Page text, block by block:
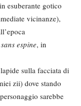
esuberante gotico
vicinanze),
espine, in
sulla facciata di
zii) dove stando
sarebbe